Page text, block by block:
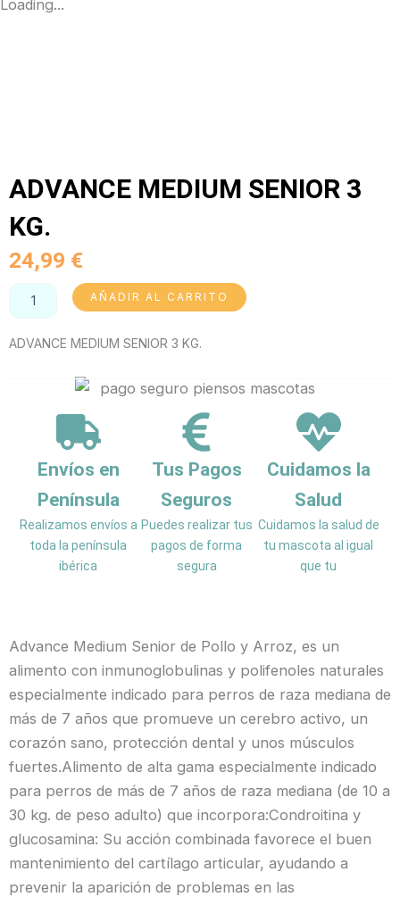
Loading...
ADVANCE MEDIUM SENIOR 3
KG.
24,99 €
MEDIUM
3
AÑADIR AL CARRITO
ADVANCE MEDIUM SENIOR 3 KG.
Envíos en
Península
Realizamos envíos a
toda la península
ibérica
Tus Pagos
Seguros
Puedes realizar tus
pagos de forma
segura
Cuidamos la
Salud
Cuidamos la salud de
tu mascota al igual
que tu
Advance Medium Senior de Pollo y Arroz, es un
alimento con inmunoglobulinas y polifenoles naturales
especialmente indicado para perros de raza mediana de
más de 7 años que promueve un cerebro activo, un
corazón sano, protección dental y unos músculos
fuertes.Alimento de alta gama especialmente indicado
para perros de más de 7 años de raza mediana (de 10 a
30 kg. de peso adulto) que incorpora:Condroitina y
glucosamina: Su acción combinada favorece el buen
mantenimiento del cartílago articular, ayudando a
prevenir la aparición de problemas en las